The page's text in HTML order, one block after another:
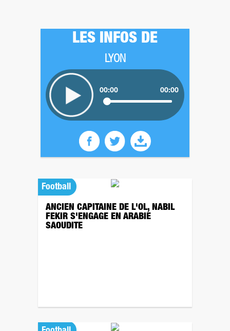
LES INFOS DE
LYON
00:00 00:00
Football
ANCIEN CAPITAINE DE L'OL, NABIL
FEKIR S'ENGAGE EN ARABIE
SAOUDITE